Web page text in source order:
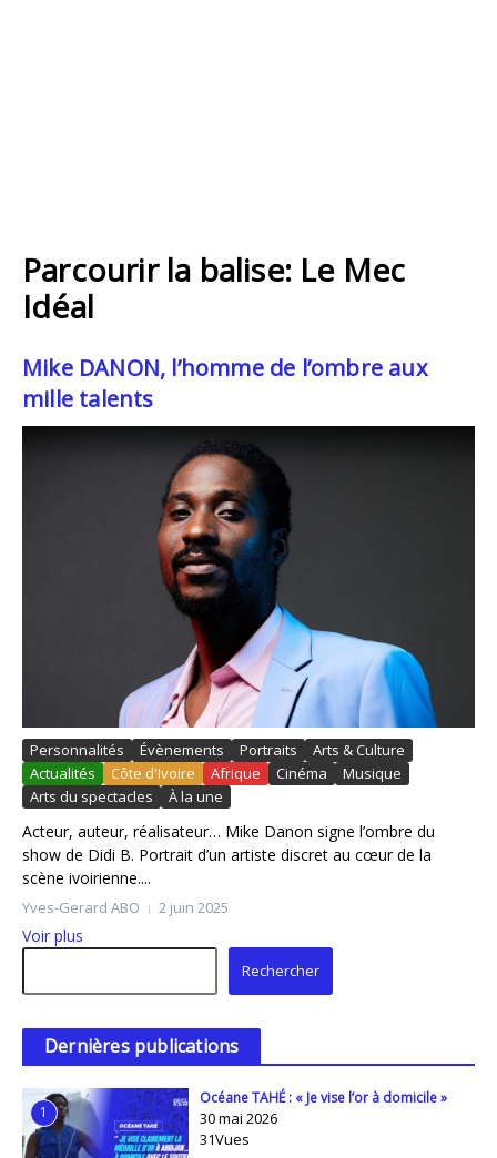
Parcourir la balise: Le Mec
Idéal
Mike DANON, l’homme de l’ombre aux
mille talents
Personnalités Évènements Portraits
Arts & Culture
Actualités
Côte d'Ivoire Afrique Cinéma
Musique
Arts du spectacles
À la une
Acteur, auteur, réalisateur… Mike Danon signe l’ombre du
show de Didi B. Portrait d’un artiste discret au cœur de la
scène ivoirienne....
Yves-Gerard ABO 2 juin 2025
Voir plus
Rechercher
Dernières publications
1
Océane TAHÉ : « Je vise l’or à domicile »
30 mai 2026
31Vues